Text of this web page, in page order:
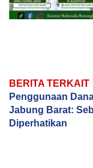
BERITA TERKAIT
Penggunaan
Jabung Barat:
Diperhatikan